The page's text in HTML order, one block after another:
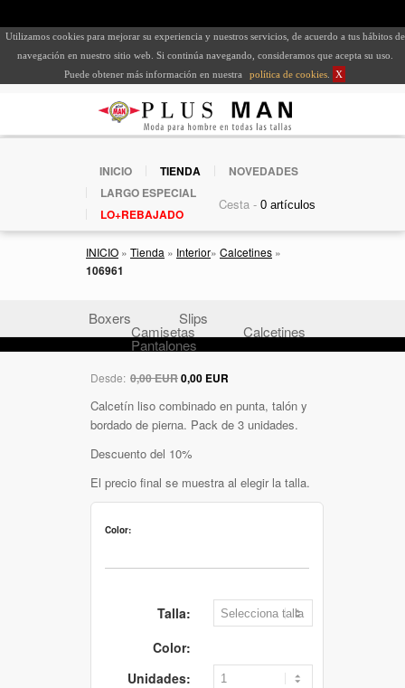
Utilizamos cookies para mejorar su experiencia y nuestros servicios, de acuerdo a tus hábitos de
navegación en nuestro sitio web. Si continúa navegando, consideramos que acepta su uso.
Puede obtener más información en nuestra
política de cookies X
INICIO TIENDA
NOVEDADES
LARGO ESPECIAL
LO+REBAJADO
Cesta -
INICIO » Tienda » Interior» Calcetines »
106961
Boxers Slips
Camisetas Calcetines
Pantalones
Desde: 0,00 EUR0,00 EUR
Calcetín liso combinado en punta, talón y
bordado de pierna. Pack de 3 unidades.
Descuento del 10%
El precio final se muestra al elegir la talla.
Color:
Talla:
Color:
Unidades: